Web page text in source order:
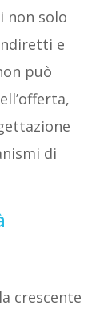
non solo
e
può
di
crescente